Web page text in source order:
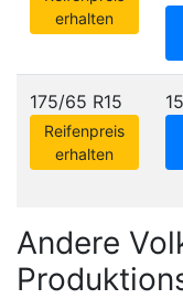
erhalten
175/65 R15
Reifenpreis
erhalten
Andere